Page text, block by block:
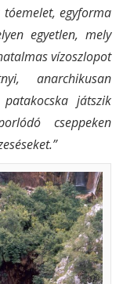
egyforma
egyetlen, mely
vízoszlopot
anarchikusan
játszik
cseppeken